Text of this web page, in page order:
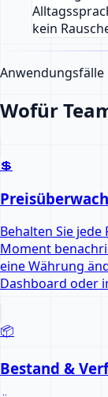
kein
Anwendungsfälle
Wofür
💲
Behalten Sie
Moment
eine Währung
Dashboard oder
📦
Bestand &